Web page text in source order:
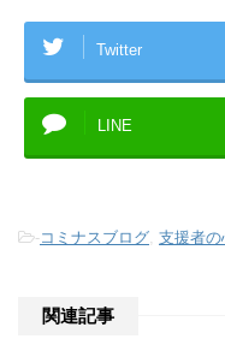
Twitter
LINE
-コミナスブログ 支援者の
関連記事